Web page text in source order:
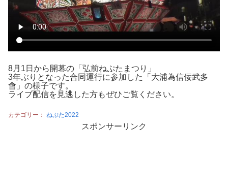
8月1日から開幕の「弘前ねぷたまつり」
3年ぶりとなった合同運行に参加した「大浦為信佞武多
會」の様子です。
ライブ配信を見逃した方もぜひご覧ください。
カテゴリー： ねぷた2022
スポンサーリンク